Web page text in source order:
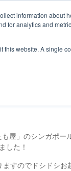
information
analytics and
this website. A single
Project お問合
屋」のシンガポー
した！
すのでドシドシお